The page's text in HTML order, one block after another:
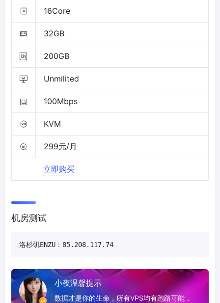
16Core
32GB
200GB
Unmilited
100Mbps
KVM
299元/月
立即购买
机房测试
洛杉矶ENZU：85.208.117.74
小夜温馨提示
数据才是你的生命，所有VPS均有跑路可能，